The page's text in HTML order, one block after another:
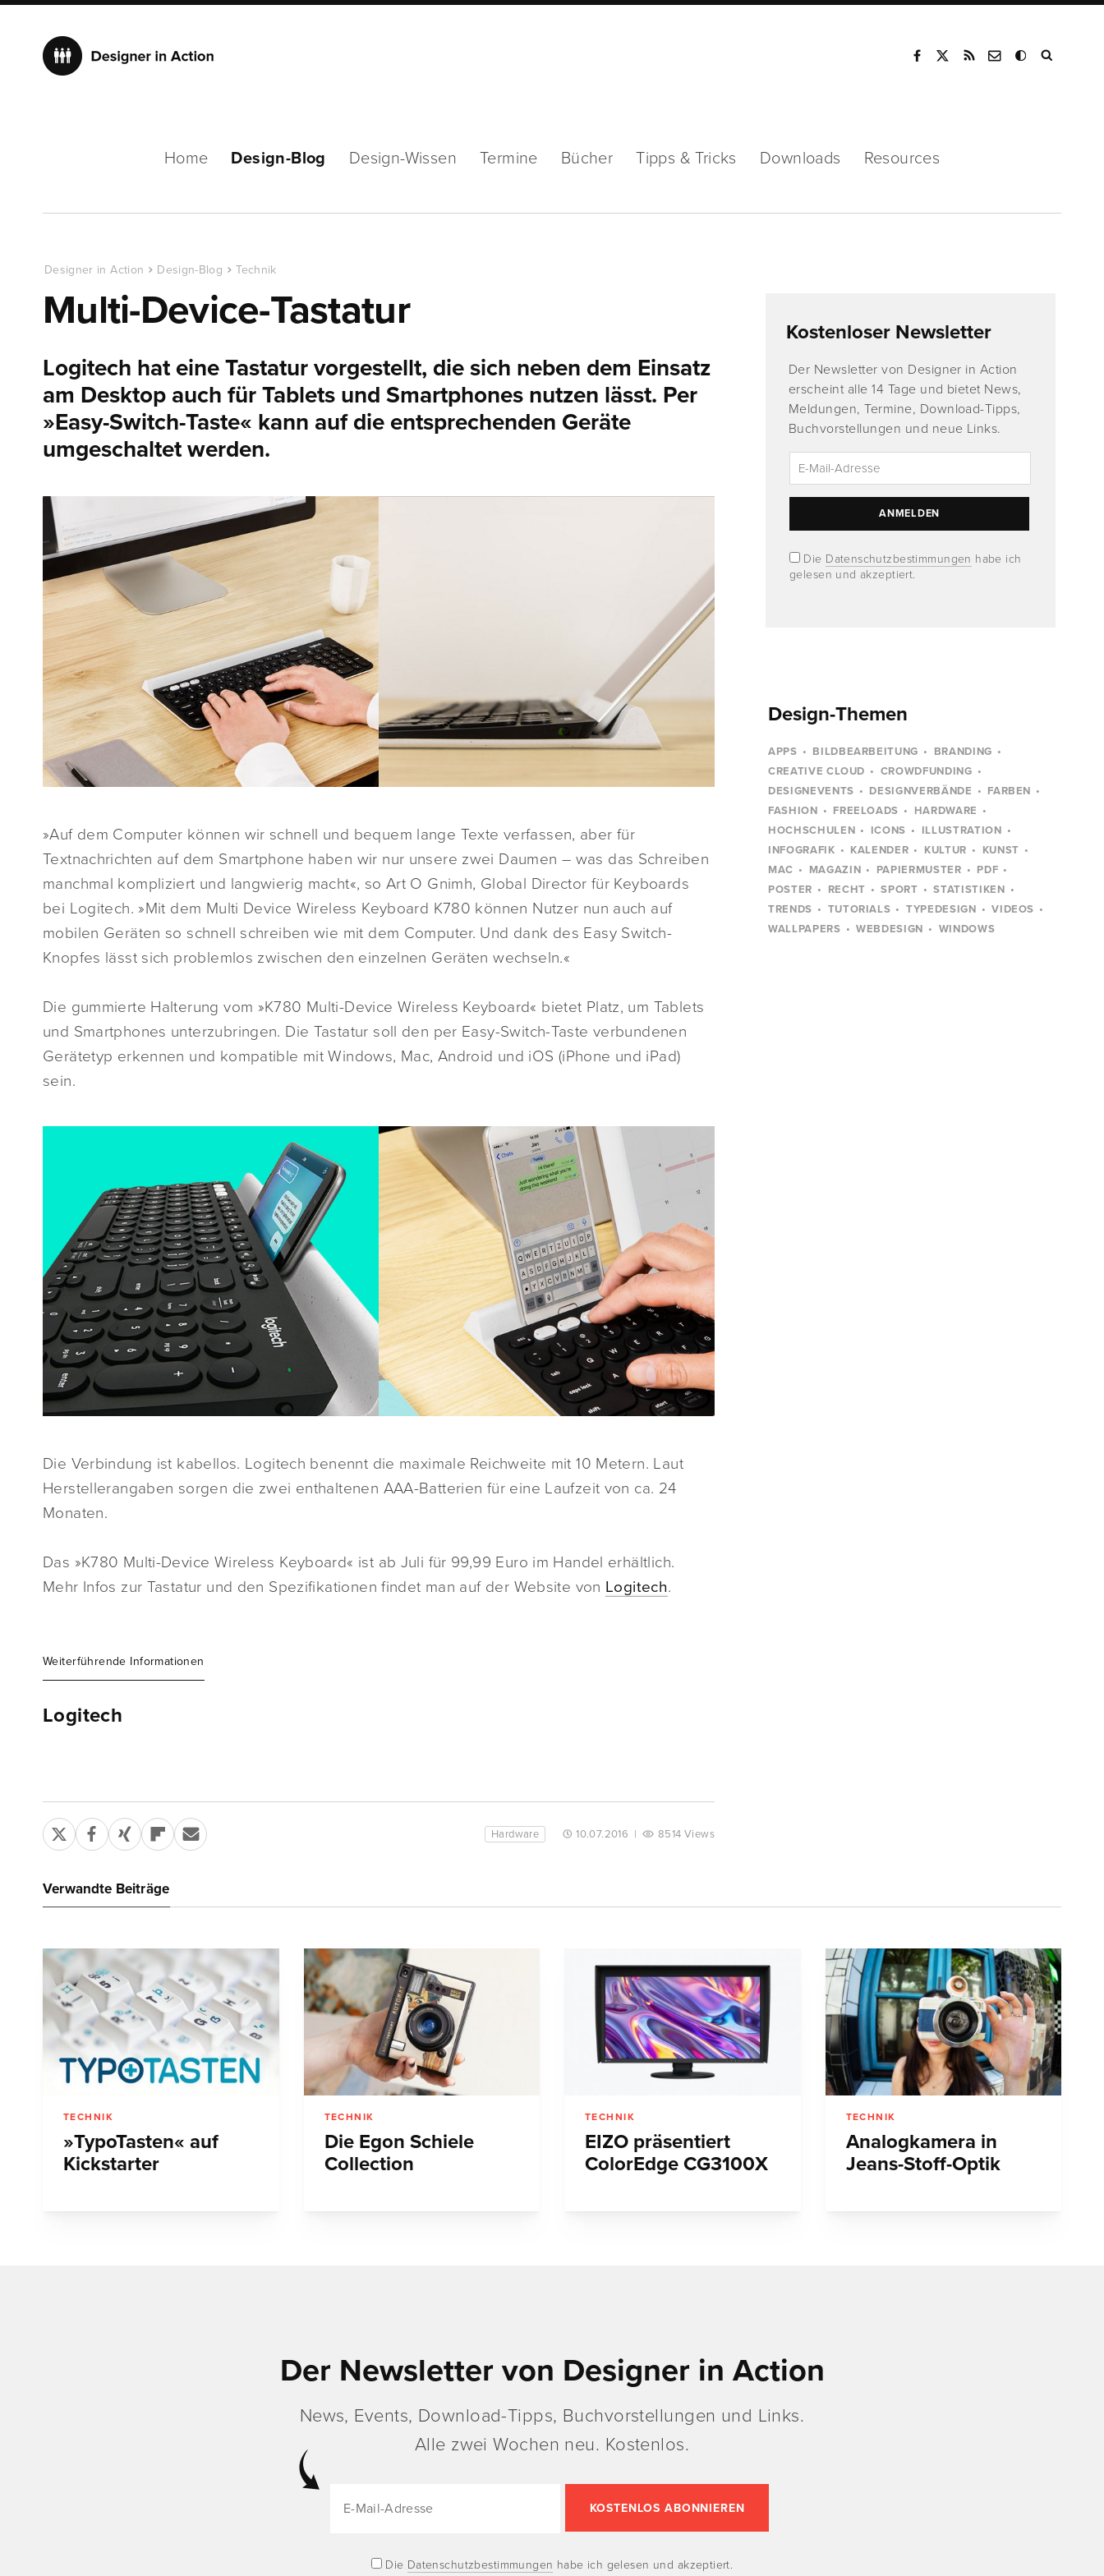
Home Design-Blog Design-Wissen Termine Bücher Tipps & Tricks Downloads Resources
Designer in Action Design-Blog Technik
Multi-Device-Tastatur
Logitech hat eine Tastatur vorgestellt, die sich neben dem Einsatz
am Desktop auch für Tablets und Smartphones nutzen lässt. Per
»Easy-Switch-Taste« kann auf die entsprechenden Geräte
umgeschaltet werden.
»Auf dem Computer können wir schnell und bequem lange Texte verfassen, aber für
Textnachrichten auf dem Smartphone haben wir nur unsere zwei Daumen – was das Schreiben
manchmal kompliziert und langwierig macht«, so Art O Gnimh, Global Director für Keyboards
bei Logitech. »Mit dem Multi Device Wireless Keyboard K780 können Nutzer nun auch auf
mobilen Geräten so schnell schreiben wie mit dem Computer. Und dank des Easy Switch-
Knopfes lässt sich problemlos zwischen den einzelnen Geräten wechseln.«
Die gummierte Halterung vom »K780 Multi-Device Wireless Keyboard« bietet Platz, um Tablets
und Smartphones unterzubringen. Die Tastatur soll den per Easy-Switch-Taste verbundenen
Gerätetyp erkennen und kompatible mit Windows, Mac, Android und iOS (iPhone und iPad)
sein.
Die Verbindung ist kabellos. Logitech benennt die maximale Reichweite mit 10 Metern. Laut
Herstellerangaben sorgen die zwei enthaltenen AAA-Batterien für eine Laufzeit von ca. 24
Monaten.
Das »K780 Multi-Device Wireless Keyboard« ist ab Juli für 99,99 Euro im Handel erhältlich.
Mehr Infos zur Tastatur und den Spezifikationen findet man auf der Website von Logitech.
Weiterführende Informationen
Logitech
Hardware 10.07.2016 | 8514 Views
Kostenloser Newsletter
Der Newsletter von Designer in Action
erscheint alle 14 Tage und bietet News,
Meldungen, Termine, Download-Tipps,
Buchvorstellungen und neue Links.
Die Datenschutzbestimmungen habe ich
gelesen und akzeptiert.
Design-Themen
APPS BILDBEARBEITUNG
BRANDING
CREATIVE CLOUD
CROWDFUNDING
DESIGNEVENTS
DESIGNVERBÄNDE
FARBEN
FASHION
FREELOADS
HARDWARE
HOCHSCHULEN
ICONS
ILLUSTRATION
INFOGRAFIK
KALENDER KULTUR
KUNST
MAC
MAGAZIN PAPIERMUSTER
PDF
POSTER
RECHT SPORT
STATISTIKEN
TRENDS
TUTORIALS TYPEDESIGN
VIDEOS
WALLPAPERS
WEBDESIGN WINDOWS
Verwandte Beiträge
TECHNIK
»TypoTasten« auf
Kickstarter
TECHNIK
Die Egon Schiele
Collection
TECHNIK
EIZO präsentiert
ColorEdge CG3100X
TECHNIK
Analogkamera in
Jeans-Stoff-Optik
Der Newsletter von Designer in Action
News, Events, Download-Tipps, Buchvorstellungen und Links.
Alle zwei Wochen neu. Kostenlos.
Die Datenschutzbestimmungen habe ich gelesen und akzeptiert.